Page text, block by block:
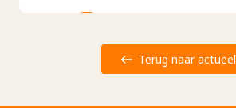
Terug naar actueel